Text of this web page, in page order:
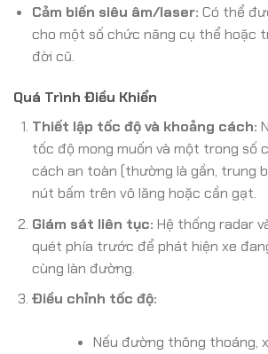
Cảm biến siêu âm/laser: Có thể
cho một số chức năng cụ thể hoặc
đời cũ.
Quá Trình Điều Khiển
Thiết lập tốc độ và khoảng cách:
tốc độ mong muốn và một trong số
cách an toàn (thường là gần, trung
nút bấm trên vô lăng hoặc cần gạt.
Giám sát liên tục: Hệ thống radar
quét phía trước để phát hiện xe
cùng làn đường.
Điều chỉnh tốc độ:
Nếu đường thông thoáng,